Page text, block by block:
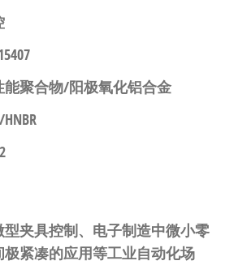
能聚合物/阳极氧化铝合金
HNBR
夹具控制、电子制造中微小零
紧凑的应用等工业自动化场